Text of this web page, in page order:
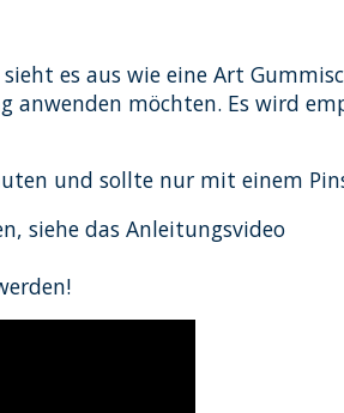
es aus wie eine Art
anwenden möchten. Es wird
und sollte nur mit einem
siehe das Anleitungsvideo